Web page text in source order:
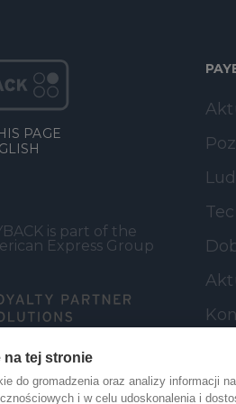
PAGE
is part of the
Express Group
na tej stronie
do gromadzenia oraz analizy informacji
i w celu udoskonalenia i